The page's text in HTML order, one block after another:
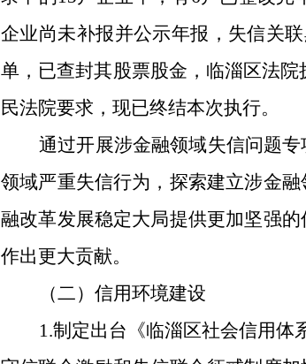
企业尚未补报并公示年报，失信关
单，已查封其股票股金，临淄区法
民法院要求，现已终结本次执行。
通过开展涉金融领域失信问题
领域严重失信行为，探索建立涉金
融改革发展稳定大局提供更加坚强
作出更大贡献。
（二） 信用环境建设
1.制定出台《临淄区社会信用体